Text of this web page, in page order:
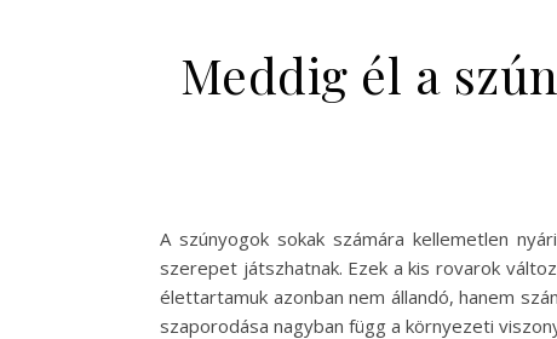
Meddig él a
A szúnyogok sokak számára kellemetlen
szerepet játszhatnak. Ezek a kis rovarok
élettartamuk azonban nem állandó, hanem
szaporodása nagyban függ a környezeti